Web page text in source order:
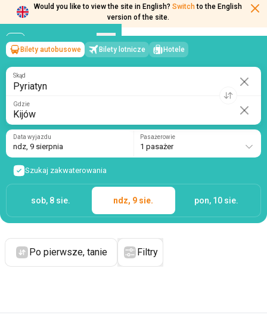
Would you like to view the site in English? Switch to the English
version of the site.
Pyriatyn→Kijów
ndz, 9 sierpnia/1 pasażer
Bilety autobusowe Bilety lotnicze Hotele
Skąd
Gdzie
Data wyjazdu
ndz, 9 sierpnia
Pasażerowie
1 pasażer
Szukaj zakwaterowania
sob, 8 sie. ndz, 9 sie. pon, 10 sie.
Po pierwsze, tanie Filtry